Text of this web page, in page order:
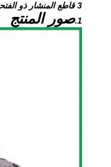
3 قاطع المنشار ذو الفتحة المسطحة TCT للوحة الفولاذ المقاوم للصدأ بعمق 25 ملم
1. صور المنتج